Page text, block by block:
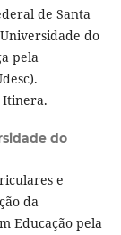
de Santa
do
pela
Itinera.
do
e
da
Educação pela